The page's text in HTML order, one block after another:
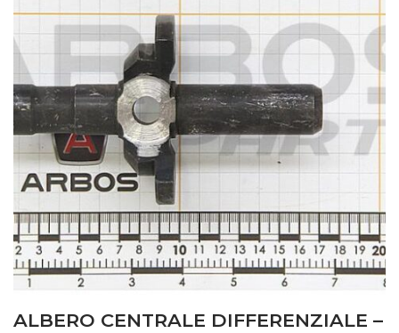
ALBERO CENTRALE DIFFERENZIALE –